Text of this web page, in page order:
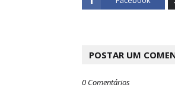
POSTAR UM
0 Comentários